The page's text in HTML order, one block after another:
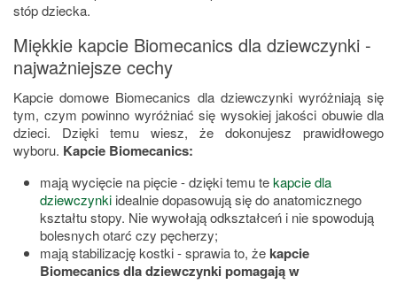
stóp dziecka.
Miękkie kapcie Biomecanics dla dziewczynki -
najważniejsze cechy
Kapcie domowe Biomecanics dla dziewczynki wyróżniają się
tym, czym powinno wyróżniać się wysokiej jakości obuwie dla
dzieci. Dzięki temu wiesz, że dokonujesz prawidłowego
wyboru. Kapcie Biomecanics:
mają wycięcie na pięcie - dzięki temu tekapcie dla
dziewczynki idealnie dopasowują się do anatomicznego
kształtu stopy. Nie wywołają odkształceń i nie spowodują
bolesnych otarć czy pęcherzy;
mają stabilizację kostki - sprawia to, że kapcie
Biomecanics dla dziewczynki pomagają w